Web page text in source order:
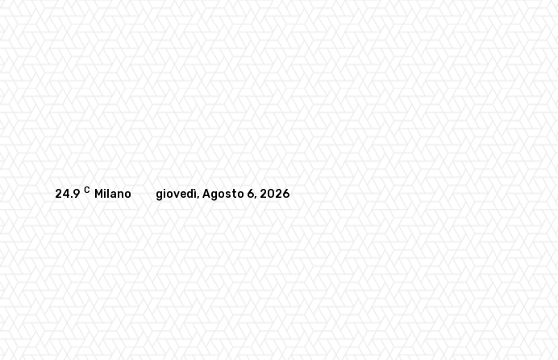
24.9 C Milano giovedì, Agosto 6, 2026